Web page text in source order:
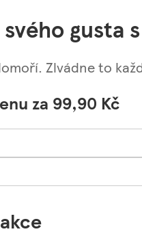
gusta
Zlvádne to
za 99,90 Kč